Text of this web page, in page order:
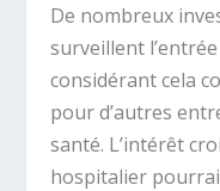
De nombreux
surveillent
considérant cela
pour d’autres
santé. L’intérêt
hospitalier